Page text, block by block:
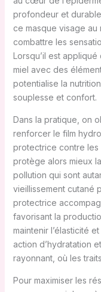
profondeur et
ce masque visage
combattre les
Lorsqu’il est
miel avec des
potentialise la
souplesse et confort.
Dans la pratique, on
renforcer le film
protectrice contre les
protège alors mieux
pollution qui sont
vieillissement cutané
protectrice
favorisant la
maintenir l’élasticité
action d’hydratation
rayonnant, où les
Pour maximiser les